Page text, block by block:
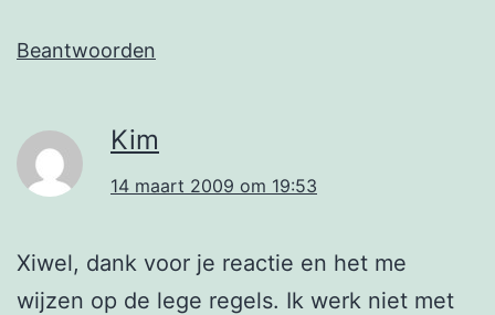
Beantwoorden
Kim
14 maart 2009 om 19:53
Xiwel, dank voor je reactie en het me
wijzen op de lege regels. Ik werk niet met